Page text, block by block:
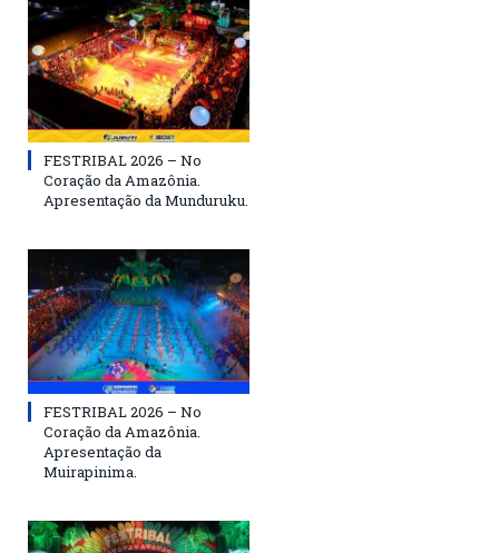
FESTRIBAL 2026 – No
Coração da Amazônia.
Apresentação da Munduruku.
FESTRIBAL 2026 – No
Coração da Amazônia.
Apresentação da
Muirapinima.